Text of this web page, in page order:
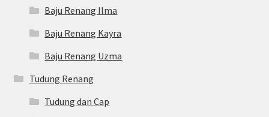
Baju Renang Ilma
Baju Renang Kayra
Baju Renang Uzma
Tudung Renang
Tudung dan Cap